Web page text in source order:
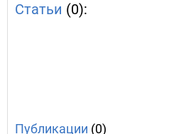
Статьи (0):
Публикации (0)